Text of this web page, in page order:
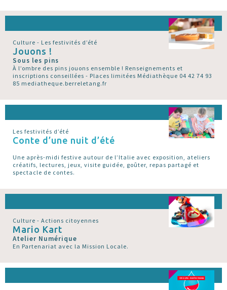
Culture - Les festivités d’été
Jouons !
Sous les pins
À l’ombre des pins jouons ensemble ! Renseignements et
inscriptions conseillées - Places limitées Médiathèque 04 42 74 93
85 mediatheque.berreletang.fr
Les festivités d’été
Conte d’une nuit d’été
Une après-midi festive autour de l’Italie avec exposition, ateliers
créatifs, lectures, jeux, visite guidée, goûter, repas partagé et
spectacle de contes.
Culture - Actions citoyennes
Mario Kart
Atelier Numérique
En Partenariat avec la Mission Locale.